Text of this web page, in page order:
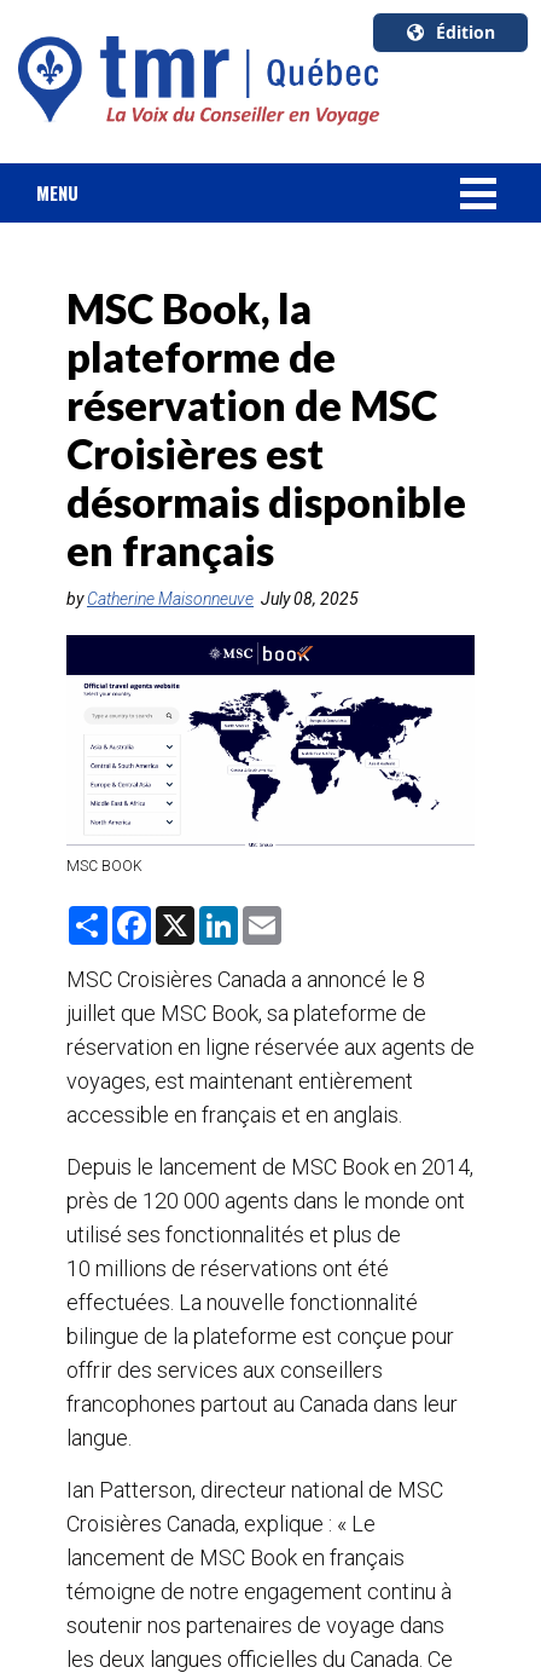
Édition
U.S.A.
English
Canada
MENU
FORFAIT VACANCES
CROISIÈRES
HOTELS & RESORTS
DESTINATIONS
AGENTS DE VOYAGE
FORMATION & RESSOURCES
MSC Book, la
plateforme de
réservation de MSC
Croisières est
désormais disponible
en français
byCatherine Maisonneuve July 08, 2025
MSC BOOK
S
r
e
F
e
b
o
k
X
L
k
e
d
n
i
l
MSC Croisières Canada a annoncé le 8
juillet que MSC Book, sa plateforme de
réservation en ligne réservée aux agents de
voyages, est maintenant entièrement
accessible en français et en anglais.
Depuis le lancement de MSC Book en 2014,
près de 120 000 agents dans le monde ont
utilisé ses fonctionnalités et plus de
10 millions de réservations ont été
effectuées. La nouvelle fonctionnalité
bilingue de la plateforme est conçue pour
offrir des services aux conseillers
francophones partout au Canada dans leur
langue.
Ian Patterson, directeur national de MSC
Croisières Canada, explique : « Le
lancement de MSC Book en français
témoigne de notre engagement continu à
soutenir nos partenaires de voyage dans
les deux langues officielles du Canada. Ce